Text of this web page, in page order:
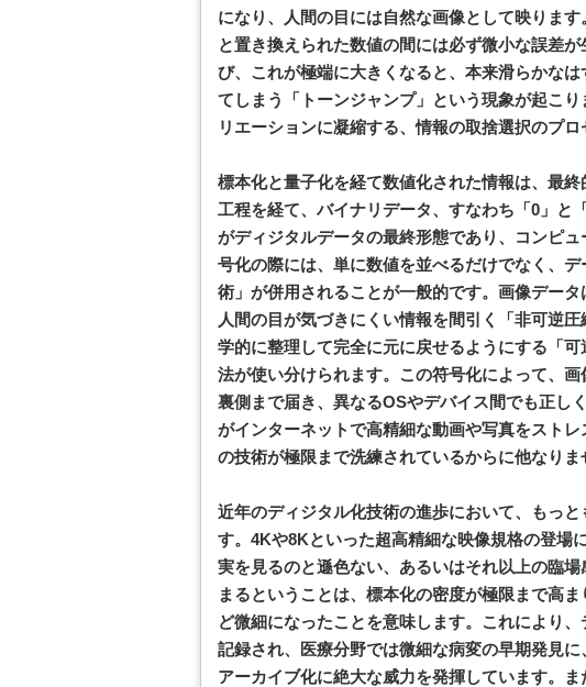
になり、人間の目には自然な画像として映りま
と置き換えられた数値の間には必ず微小な誤差
び、これが極端に大きくなると、本来滑らかな
てしまう「トーンジャンプ」という現象が起こ
リエーションに凝縮する、情報の取捨選択のプロ
標本化と量子化を経て数値化された情報は、最
工程を経て、バイナリデータ、すなわち「0」と
がディジタルデータの最終形態であり、コンピ
号化の際には、単に数値を並べるだけでなく、
術」が併用されることが一般的です。画像データ
人間の目が気づきにくい情報を間引く「非可逆
学的に整理して完全に元に戻せるようにする「
法が使い分けられます。この符号化によって、
裏側まで届き、異なるOSやデバイス間でも正し
がインターネットで高精細な動画や写真をスト
の技術が極限まで洗練されているからに他なりま
近年のディジタル化技術の進歩において、もっ
す。4Kや8Kといった超高精細な映像規格の登場
実を見るのと遜色ない、あるいはそれ以上の臨
まるということは、標本化の密度が極限まで高
ど微細になったことを意味します。これにより
記録され、医療分野では微細な病変の早期発見
アーカイブ化に絶大な威力を発揮しています。ま